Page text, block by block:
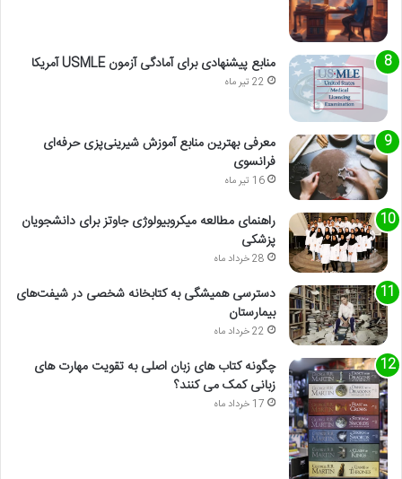
منابع پیشنهادی برای آمادگی آزمون USMLE آمریکا
22 تیر ماه
معرفی بهترین منابع آموزش شیرینی‌پزی حرفه‌ای
فرانسوی
16 تیر ماه
راهنمای مطالعه میکروبیولوژی جاوتز برای دانشجویان
پزشکی
28 خرداد ماه
دسترسی همیشگی به کتابخانه شخصی در شیفت‌های
بیمارستان
22 خرداد ماه
چگونه کتاب های زبان اصلی به تقویت مهارت های
زبانی کمک می کنند؟
17 خرداد ماه